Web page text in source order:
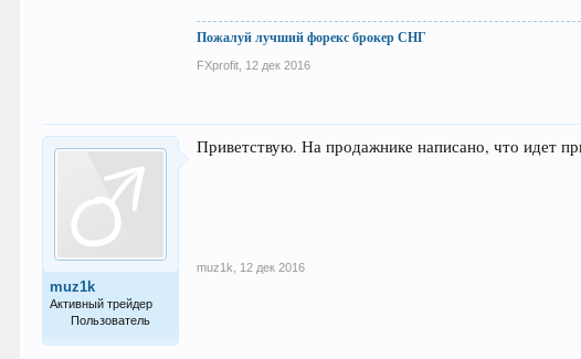
Пожалуй лучший форекс брокер СНГ
FXprofit 12 дек 2016
muz1k
Активный трейдер
Пользователь
Приветствую. На продажнике написано, что идет
muz1k 12 дек 2016